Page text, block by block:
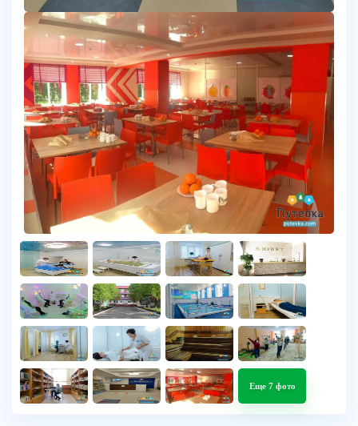
Еще 7 фото